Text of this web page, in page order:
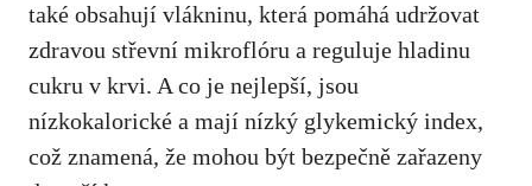
také obsahují vlákninu, která pomáhá udržovat
zdravou střevní mikroflóru a reguluje hladinu
cukru v krvi. A co je nejlepší, jsou
nízkokalorické a mají nízký glykemický index,
což znamená, že mohou být bezpečně zařazeny